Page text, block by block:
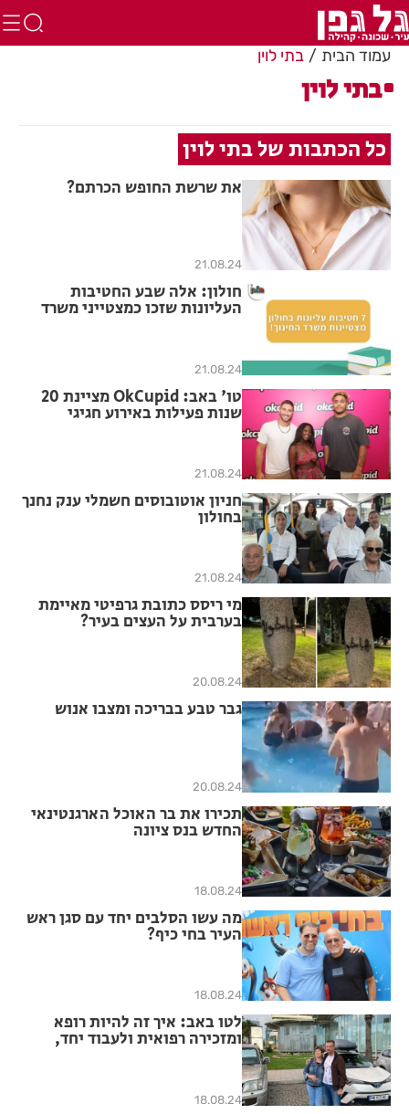
עמוד הבית בתי לוין
בתי לוין
כל הכתבות של בתי לוין
את שרשת החופש הכרתם?
21.08.24
חולון: אלה שבע החטיבות
העליונות שזכו כמצטייני משרד
21.08.24
טו' באב: OkCupid מציינת 20
שנות פעילות באירוע חגיגי
21.08.24
חניון אוטובוסים חשמלי ענק נחנך
בחולון
21.08.24
מי ריסס כתובת גרפיטי מאיימת
בערבית על העצים בעיר?
20.08.24
גבר טבע בבריכה ומצבו אנוש
20.08.24
תכירו את בר האוכל הארגנטינאי
החדש בנס ציונה
18.08.24
מה עשו הסלבים יחד עם סגן ראש
העיר בחי כיף?
18.08.24
לטו באב: איך זה להיות רופא
ומזכירה רפואית ולעבוד יחד,
18.08.24